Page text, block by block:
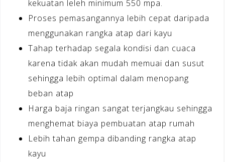
kekuatan leleh minimum 550 mpa.
Proses pemasangannya lebih cepat daripada
menggunakan rangka atap dari kayu
Tahap terhadap segala kondisi dan cuaca
karena tidak akan mudah memuai dan susut
sehingga lebih optimal dalam menopang
beban atap
Harga baja ringan sangat terjangkau sehingga
menghemat biaya pembuatan atap rumah
Lebih tahan gempa dibanding rangka atap
kayu